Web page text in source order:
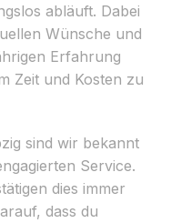
abläuft. Dabei
Wünsche und
Erfahrung
Zeit und Kosten zu
sind wir bekannt
Service.
dies immer
dass du